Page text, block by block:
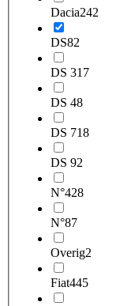
Dacia242
DS82
DS 317
DS 48
DS 718
DS 92
N°428
N°87
Overig2
Fiat445